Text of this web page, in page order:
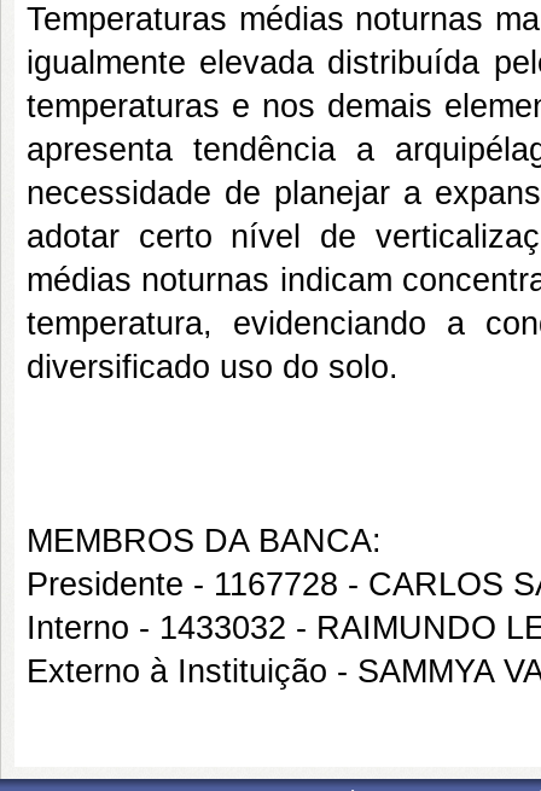
Temperaturas médias noturnas
igualmente elevada distribuída
temperaturas e nos demais
apresenta tendência a
necessidade de planejar a
adotar certo nível de
médias noturnas indicam
temperatura, evidenciando a
diversificado uso do solo.
MEMBROS DA BANCA:
Presidente - 1167728 - CARLOS
Interno - 1433032 - RAIMUNDO
Externo à Instituição - SAMMYA